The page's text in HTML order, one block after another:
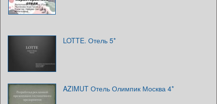
LOTTE. Отель 5*
AZIMUT Отель Олимпик Москва 4*